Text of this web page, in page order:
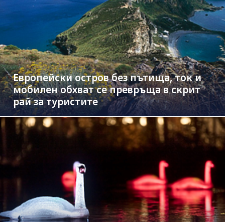
Европейски остров без пътища, ток и
мобилен обхват се превръща в скрит
рай за туристите